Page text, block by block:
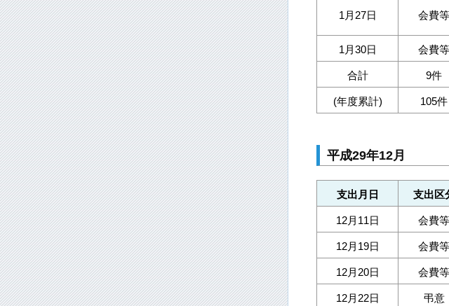
1月27日 会費等
1月30日 会費等
合計 9件
(年度累計) 105件
平成29年12月
支出月日 支出区
12月11日 会費等
12月19日 会費等
12月20日 会費等
12月22日 弔意